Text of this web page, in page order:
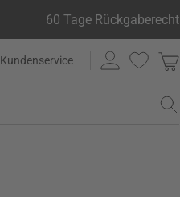
60 Tage Rückgaberecht
Kundenservice